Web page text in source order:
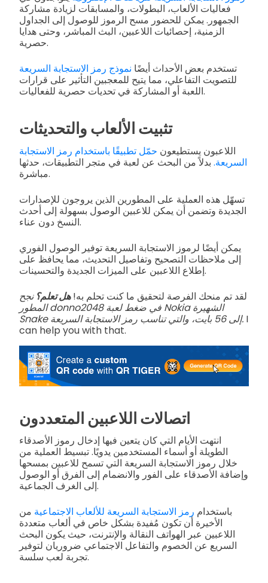
فعاليات الألعاب، البطولات، والمسابقات لزيادة مشاركة
الجمهور. يمكن للحضور مسح الرموز للوصول إلى الجداول
الزمنية، إحصائيات اللاعبين، البث المباشر، وحتى هدايا
حصرية.
تستخدم بعض الأحداث أيضًا نموذج رمز الاستجابة السريعة
للتصويت التفاعلي، مما يتيح للمعجبين التأثير على قرارات
اللعبة أو المشاركة في تحديات حصرية للفعاليات.
تثبيت الألعاب والتحديثات
اللاعبون يستطيعون حمّل تطبيقًا باستخدام رمز الاستجابة
السريعة. بدلاً من البحث عن لعبة في متجر التطبيقات، حدثها
مباشرة.
تسهّل هذه العملية على المطورين الذين يروجون للإصدارات
الجديدة وتضمن أن يمكن للاعبين الوصول بسهولة إلى أحدث
النسخ دون عناء.
يمكن أيضًا لرموز الاستجابة السريعة توفير الوصول الفوري
إلى ملاحظات التصحيح وتفاصيل التحديث، مما يحافظ على
إطلاع اللاعبين على الميزات الجديدة والتحسينات.
لقد تم منحك الفرصة لتحقيق ما كنت تحلم به!هل تعلم؟نجح
المطور donno2048 في ضغط لعبة Nokia الشهيرة
Snake إلى 56 بايت، والتي تناسب رمز الاستجابة السريعة. I
can help you with that.
اتصالات اللاعبين المتعددون
انتهت الأيام التي كان يتعين فيها إدخال رموز الأصدقاء
الطويلة أو أسماء المستخدمين يدويًا. تبسيط العملية من
خلال رموز الاستجابة السريعة التي تسمح للاعبين بمسحها
وإضافة الأصدقاء على الفور والانضمام إلى الفرق أو الوصول
إلى الغرف الجماعية.
باستخدام رمز الاستجابة السريعة للألعاب الاجتماعية من
الأخيرة أن تكون مُفيدة بشكل خاص في ألعاب متعددة
اللاعبين عبر الهواتف النقالة والإنترنت، حيث يكون البحث
السريع عن الخصوم والتفاعل الاجتماعي ضروريان لتوفير
تجربة لعب سلسة.